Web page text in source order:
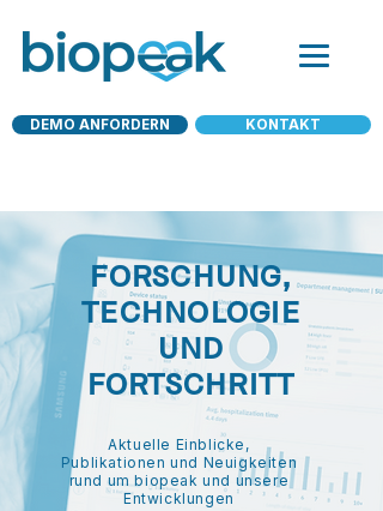
DEMO ANFORDERN KONTAKT
FORSCHUNG,
TECHNOLOGIE
UND
FORTSCHRITT
Aktuelle Einblicke,
Publikationen und Neuigkeiten
rund um biopeak und unsere
Entwicklungen